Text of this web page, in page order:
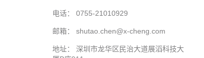
电话： 0755-21010929
邮箱： shutao.chen@x-cheng.com
地址： 深圳市龙华区民治大道展滔科技大